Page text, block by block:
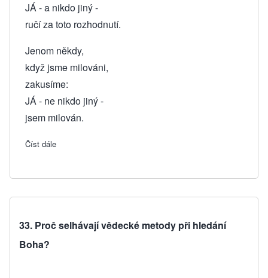
JÁ - a nikdo jiný -
ručí za toto rozhodnutí.
Jenom někdy,
když jsme milováni,
zakusíme:
JÁ - ne nikdo jiný -
jsem milován.
Číst dále
33. Proč selhávají vědecké metody při hledání
Boha?